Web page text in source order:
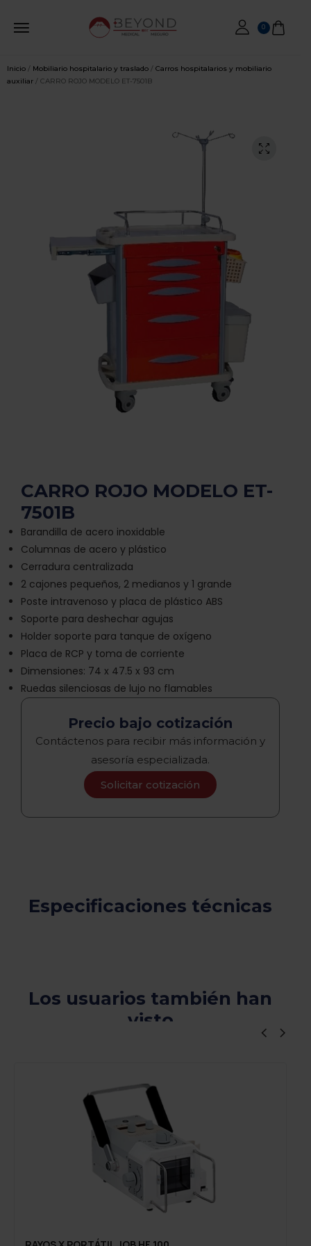
0
Inicio / Mobiliario hospitalario y traslado / Carros hospitalarios y mobiliario
auxiliar / CARRO ROJO MODELO ET-7501B
CARRO ROJO MODELO ET-
7501B
Barandilla de acero inoxidable
Columnas de acero y plástico
Cerradura centralizada
2 cajones pequeños, 2 medianos y 1 grande
Poste intravenoso y placa de plástico ABS
Soporte para deshechar agujas
Holder soporte para tanque de oxígeno
Placa de RCP y toma de corriente
Dimensiones: 74 x 47.5 x 93 cm
Ruedas silenciosas de lujo no flamables
Precio bajo cotización
Contáctenos para recibir más información y
asesoría especializada.
Solicitar cotización
Especificaciones técnicas
Los usuarios también han
visto